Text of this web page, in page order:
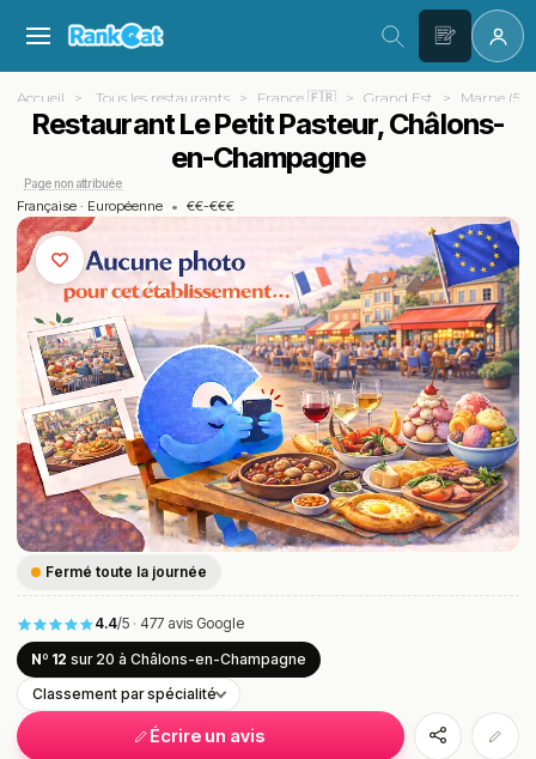
Accueil Tous les restaurants France 🇫🇷 Grand Est Marne (51)
Restaurant Le Petit Pasteur, Châlons-
en-Champagne
Page non attribuée
Française · Européenne • €€-€€€
Fermé toute la journée
4.4/5 · 477 avis Google
Nº 12 sur 20 à Châlons-en-Champagne
Classement par spécialité
Écrire un avis